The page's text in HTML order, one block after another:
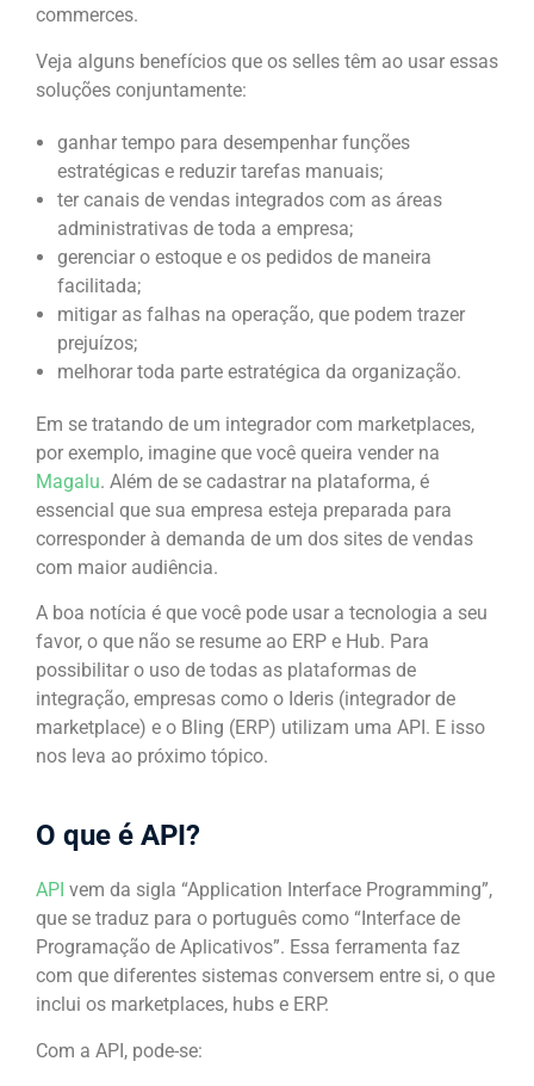
commerces.
Veja alguns benefícios que os selles têm ao usar essas
soluções conjuntamente:
ganhar tempo para desempenhar funções
estratégicas e reduzir tarefas manuais;
ter canais de vendas integrados com as áreas
administrativas de toda a empresa;
gerenciar o estoque e os pedidos de maneira
facilitada;
mitigar as falhas na operação, que podem trazer
prejuízos;
melhorar toda parte estratégica da organização.
Em se tratando de um integrador com marketplaces,
por exemplo, imagine que você queira vender na
Magalu. Além de se cadastrar na plataforma, é
essencial que sua empresa esteja preparada para
corresponder à demanda de um dos sites de vendas
com maior audiência.
A boa notícia é que você pode usar a tecnologia a seu
favor, o que não se resume ao ERP e Hub. Para
possibilitar o uso de todas as plataformas de
integração, empresas como o Ideris (integrador de
marketplace) e o Bling (ERP) utilizam uma API. E isso
nos leva ao próximo tópico.
O que é API?
API vem da sigla “Application Interface Programming”,
que se traduz para o português como “Interface de
Programação de Aplicativos”. Essa ferramenta faz
com que diferentes sistemas conversem entre si, o que
inclui os marketplaces, hubs e ERP.
Com a API, pode-se: